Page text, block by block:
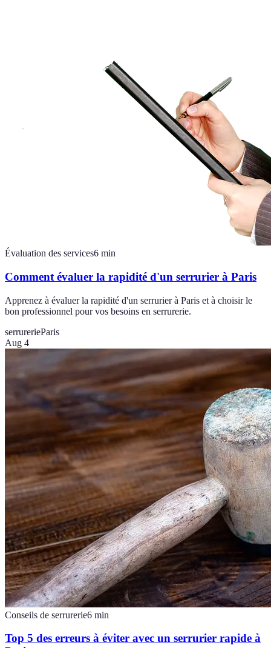
Évaluation des services6 min
Comment évaluer la rapidité d'un serrurier à Paris
Apprenez à évaluer la rapidité d'un serrurier à Paris et à choisir le
bon professionnel pour vos besoins en serrurerie.
serrurerieParis
Aug 4
Conseils de serrurerie6 min
Top 5 des erreurs à éviter avec un serrurier rapide à